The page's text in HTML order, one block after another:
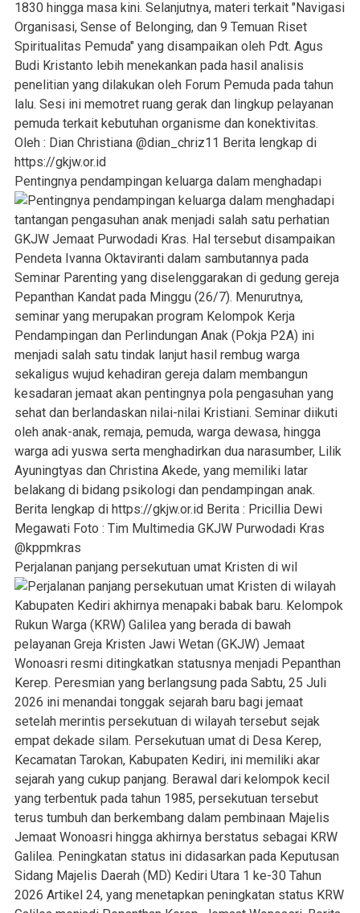
Pentingnya pendampingan keluarga dalam menghadapi
Perjalanan panjang persekutuan umat Kristen di wil